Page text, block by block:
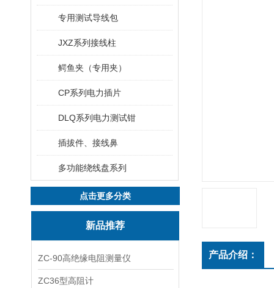
专用测试导线包
JXZ系列接线柱
鳄鱼夹（专用夹）
CP系列电力插片
DLQ系列电力测试钳
插拔件、接线鼻
多功能绕线盘系列
点击更多分类
新品推荐
ZC-90高绝缘电阻测量仪
ZC36型高阻计
产品介绍：